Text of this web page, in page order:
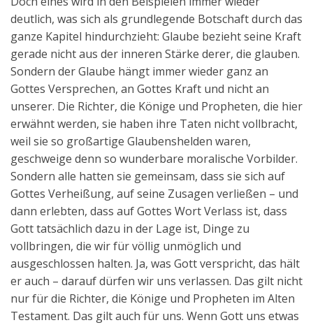
deutlich, was sich als grundlegende Botschaft durch das
ganze Kapitel hindurchzieht: Glaube bezieht seine Kraft
gerade nicht aus der inneren Stärke derer, die glauben.
Sondern der Glaube hängt immer wieder ganz an
Gottes Versprechen, an Gottes Kraft und nicht an
unserer. Die Richter, die Könige und Propheten, die hier
erwähnt werden, sie haben ihre Taten nicht vollbracht,
weil sie so großartige Glaubenshelden waren,
geschweige denn so wunderbare moralische Vorbilder.
Sondern alle hatten sie gemeinsam, dass sie sich auf
Gottes Verheißung, auf seine Zusagen verließen – und
dann erlebten, dass auf Gottes Wort Verlass ist, dass
Gott tatsächlich dazu in der Lage ist, Dinge zu
vollbringen, die wir für völlig unmöglich und
ausgeschlossen halten. Ja, was Gott verspricht, das hält
er auch – darauf dürfen wir uns verlassen. Das gilt nicht
nur für die Richter, die Könige und Propheten im Alten
Testament. Das gilt auch für uns. Wenn Gott uns etwas